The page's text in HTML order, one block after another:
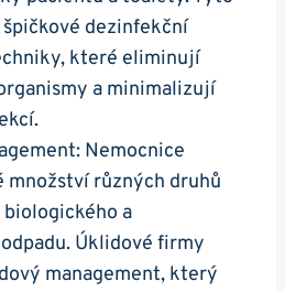
dezinfekční
které eliminují
a minimalizují
Nemocnice
množství různých druhů
a
Úklidové firmy
management, který